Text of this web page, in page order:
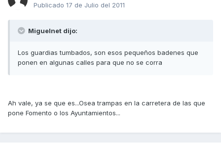
Publicado 17 de Julio del 2011
Miguelnet dijo:
Los guardias tumbados, son esos pequeños badenes que
ponen en algunas calles para que no se corra
Ah vale, ya se que es...Osea trampas en la carretera de las que
pone Fomento o los Ayuntamientos...